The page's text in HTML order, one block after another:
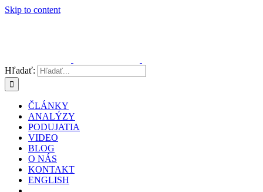
Skip to content
Hľadať:
ČLÁNKY
ANALÝZY
PODUJATIA
VIDEO
BLOG
O NÁS
KONTAKT
ENGLISH